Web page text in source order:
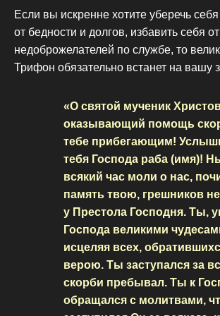
Если вы искренне хотите уберечь
от бедности и долгов, избавить себя от
недоброжелателей по службе, то
Трифон обязательно встанет на вашу
«О святой мученик
оказывающий помощь
тебе прибегающим!
тебя Господа раба (имя)!
всякий час моли о нас,
память твою, грешников
у Престола Господня. Ты,
Господа великими
исцеляя всех,
верою. Ты заступался за
скорби пребывал. Ты к
обращался с молитвами,